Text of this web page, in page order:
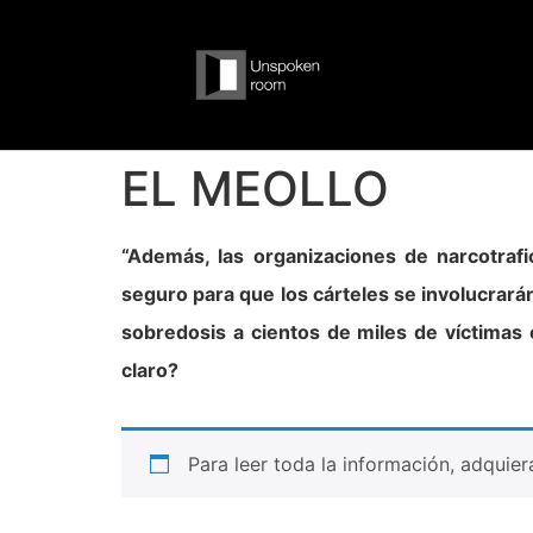
EL MEOLLO
“Además, las organizaciones de
seguro para que los cárteles se
sobredosis a cientos de miles de víctimas
claro?
Para leer toda la información,